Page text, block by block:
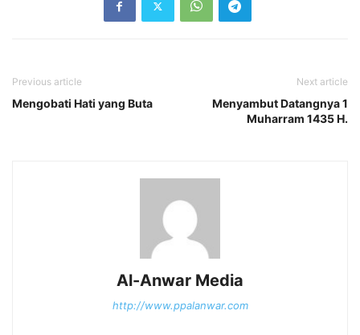
Previous article
Mengobati Hati yang Buta
Next article
Menyambut Datangnya 1
Muharram 1435 H.
Al-Anwar Media
http://www.ppalanwar.com